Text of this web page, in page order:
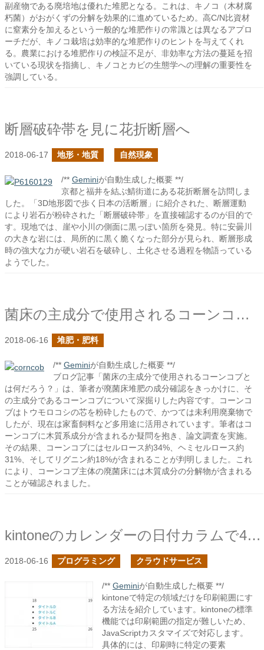
副産物である廃培地は優れた堆肥となる。これは、キノコ（木材腐
朽菌）がおがくずの分解を効果的に進めているため。高C/N比資材
に窒素分を加えるという一般的な堆肥作りの常識とは異なるアプロ
ーチだが、キノコ栽培は効率的な堆肥作りのヒントを与えてくれ
る。農業における堆肥作りの検証不足が、非効率な方法の蔓延を招
いている現状を指摘し、キノコとカビの生態学への理解の重要性を
強調している。
断層破砕帯を見に花折断層へ
2018-06-17 地形・地質 自然現象
/** Geminiが自動生成した概要 **/
京都と福井を結ぶ鯖街道にある花折断層を訪問しま
した。「3D地形図で歩く日本の活断層」に紹介された、断層運動
により岩石が粉砕された「断層破砕帯」を直接確認するのが目的で
す。現地では、崖や小川の側面に黒っぽい箇所を発見。特に安曇川
の大きな岩には、局所的に黒く脆くなった部分が見られ、断層形成
時の強大な力が硬い岩石を破砕し、土化させる過程を物語っている
ようでした。
菌床の主成分で使用されるコーンコブとは何だろう？
2018-06-16 堆肥・肥料
/** Geminiが自動生成した概要 **/
ブログ記事「菌床の主成分で使用されるコーンコブと
は何だろう？」は、筆者が廃菌床堆肥の成分確認をきっかけに、そ
の主成分であるコーンコブについて深掘りした内容です。コーンコ
ブはトウモロコシの芯を粉砕したもので、かつては未利用廃棄物で
したが、現在は家畜飼料など多用途に活用されています。筆者はコ
ーンコブに木質系成分が含まれるか疑問を抱き、論文調査を実施。
その結果、コーンコブにはセルロース約34%、ヘミセルロース約
31%、そしてリグニン約18%が含まれることが判明しました。これ
により、コーンコブ主体の廃菌床には木質成分の分解物が含まれる
ことが確認されました。
kintoneのカレンダーの日付カラムで4件以上表示したい
2018-06-16 プログラミング クラウドサービス
/** Geminiが自動生成した概要 **/
kintoneで特定の領域だけを印刷範囲にす
る方法を紹介しています。kintoneの標準
機能では印刷範囲の指定が難しいため、
JavaScriptカスタマイズで対応します。
具体的には、印刷時に特定の要素